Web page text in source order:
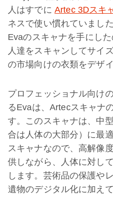
人はすでに Artec 3Dスキ
ネスで使い慣れていまし
Evaのスキャナを手にし
人達をスキャンしてサイ
の市場向けの衣類をデザ
プロフェッショナル向け
るEvaは、Artecスキャナ
す。このスキャナは、中
合は人体の大部分）に最
スキャナなので、高解像
供しながら、人体に対し
します。芸術品の保護や
遺物のデジタル化に加え